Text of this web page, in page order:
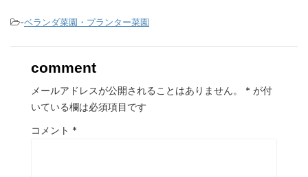
-ベランダ菜園・プランター菜園
comment
メールアドレスが公開されることはありません。 * が付
いている欄は必須項目です
コメント *